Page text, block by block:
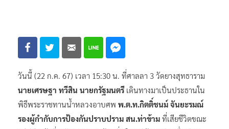
วันนี้ (22 ก.ค. 67) เวลา 15:30 น. ที่ศาลลา 3 วัดยางสุทธาราม
นายเศรษฐา ทวีสิน นายกรัฐมนตรี เดินทางมาเป็นประธานใน
พิธีพระราชทานน้ำหลวงอาบศพ พ.ต.ท.กิตติ์ชนม์ จันยะรมณ์
รองผู้กำกับการป้องกันปราบปราม สน.ท่าข้าม ที่เสียชีวิตขณะ